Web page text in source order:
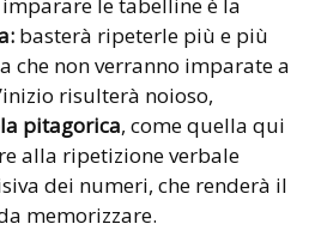
basterà ripeterle più e più
che non verranno imparate a
risulterà noioso,
pitagorica, come quella qui
alla ripetizione verbale
dei numeri, che renderà il
memorizzare.